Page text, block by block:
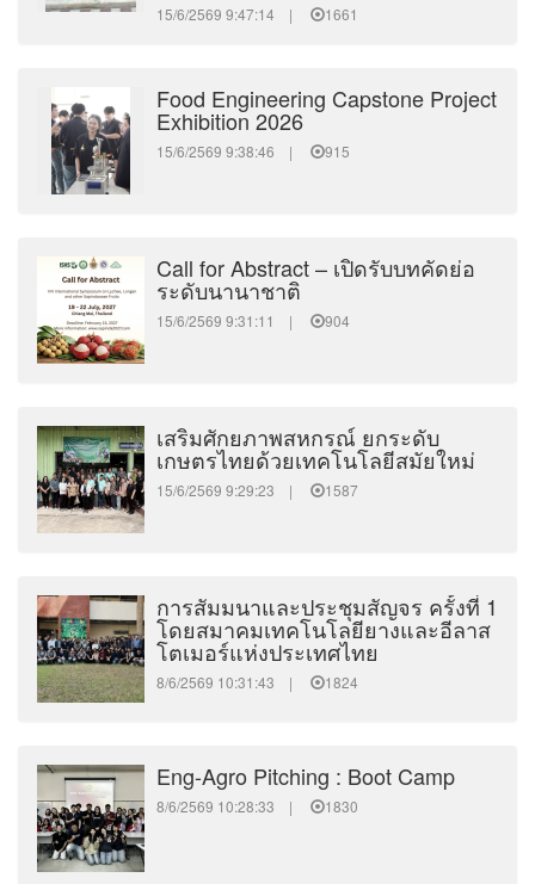
15/6/2569 9:47:14 | 1661
Food Engineering Capstone Project
Exhibition 2026
15/6/2569 9:38:46 | 915
Call for Abstract – เปิดรับบทคัดย่อ
ระดับนานาชาติ
15/6/2569 9:31:11 | 904
เสริมศักยภาพสหกรณ์ ยกระดับ
เกษตรไทยด้วยเทคโนโลยีสมัยใหม่
15/6/2569 9:29:23 | 1587
การสัมมนาและประชุมสัญจร ครั้งที่ 1
โดยสมาคมเทคโนโลยียางและอีลาส
โตเมอร์แห่งประเทศไทย
8/6/2569 10:31:43 | 1824
Eng-Agro Pitching : Boot Camp
8/6/2569 10:28:33 | 1830